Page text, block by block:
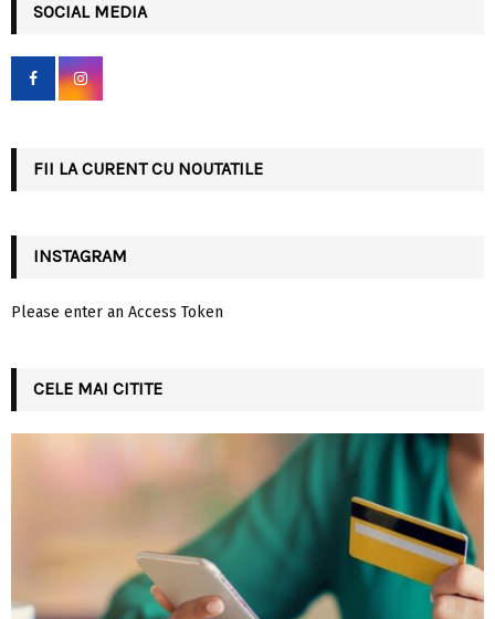
h
f
r
SOCIAL MEDIA
FII LA CURENT CU NOUTATILE
INSTAGRAM
Please enter an Access Token
CELE MAI CITITE